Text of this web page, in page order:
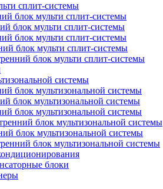
сплит-системы
блок мульти сплит-системы
блок мульти сплит-системы
блок мульти сплит-системы
блок мульти сплит-системы
блок мульти сплит-системы
системы
блок мультизональной системы
блок мультизональной системы
блок мультизональной системы
блок мультизональной системы
блок мультизональной системы
блок мультизональной системы
блоки